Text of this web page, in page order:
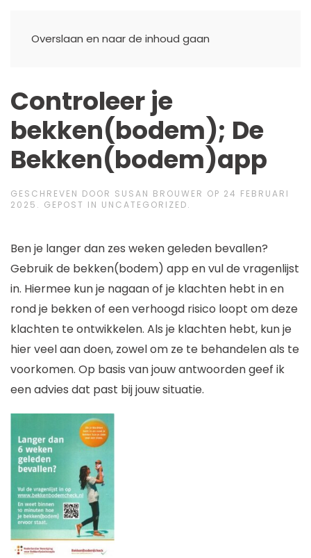
Overslaan en naar de inhoud gaan
Controleer je
bekken(bodem); De
Bekken(bodem)app
GESCHREVEN DOOR SUSAN BROUWER OP 24 FEBRUARI
2025 . GEPOST IN UNCATEGORIZED.
Ben je langer dan zes weken geleden bevallen?
Gebruik de bekken(bodem) app en vul de vragenlijst
in. Hiermee kun je nagaan of je klachten hebt in en
rond je bekken of een verhoogd risico loopt om deze
klachten te ontwikkelen. Als je klachten hebt, kun je
hier veel aan doen, zowel om ze te behandelen als te
voorkomen. Op basis van jouw antwoorden geef ik
een advies dat past bij jouw situatie.